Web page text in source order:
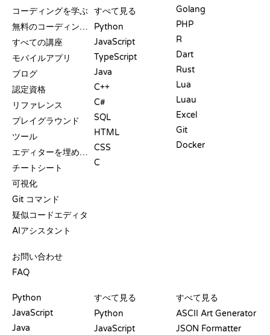
コーディングを学ぶ
無料のコーディングサイト
すべての講座
モバイルアプリ
ブログ
認定資格
リファレンス
プレイグラウンド
ツール
エディターを埋め込む
チートシート
可視化
Git コマンド
疑似コードエディタ
AIアシスタント
お問い合わせ
FAQ
すべて見る
Python
JavaScript
TypeScript
Java
C++
C#
SQL
HTML
CSS
C
Golang
PHP
R
Dart
Rust
Lua
Luau
Excel
Git
Docker
Python
JavaScript
Java
すべて見る
Python
JavaScript
すべて見る
ASCII Art Generator
JSON Formatter